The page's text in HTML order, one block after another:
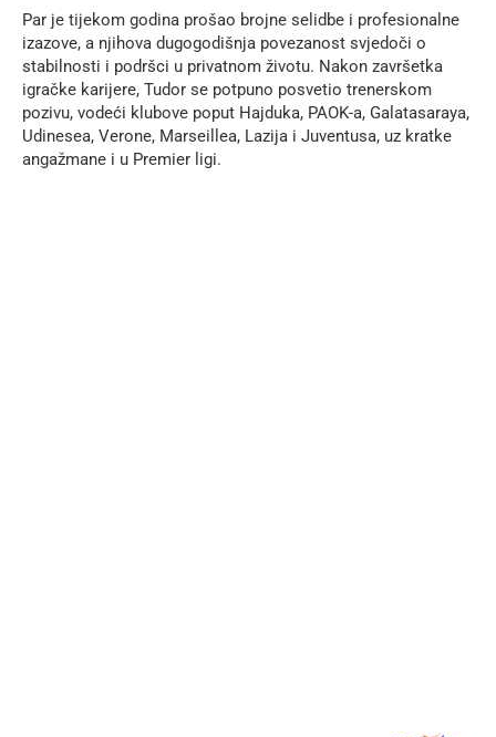
Par je tijekom godina prošao brojne selidbe i profesionalne
izazove, a njihova dugogodišnja povezanost svjedoči o
stabilnosti i podršci u privatnom životu. Nakon završetka
igračke karijere, Tudor se potpuno posvetio trenerskom
pozivu, vodeći klubove poput Hajduka, PAOK-a, Galatasaraya,
Udinesea, Verone, Marseillea, Lazija i Juventusa, uz kratke
angažmane i u Premier ligi.